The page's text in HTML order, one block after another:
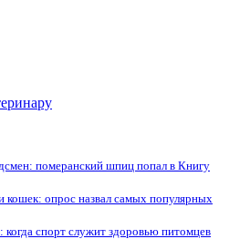
померанский шпиц попал в Книгу
кошек: опрос назвал самых популярных
когда спорт служит здоровью питомцев